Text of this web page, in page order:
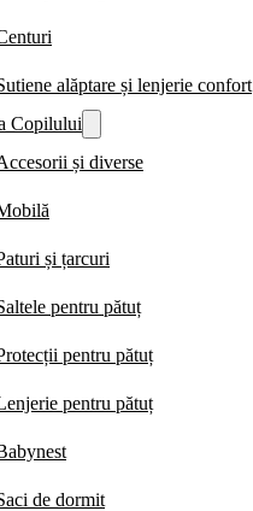
alăptare și lenjerie confort
Copilului
și diverse
și țarcuri
pentru pătuț
pentru pătuț
pentru pătuț
de dormit